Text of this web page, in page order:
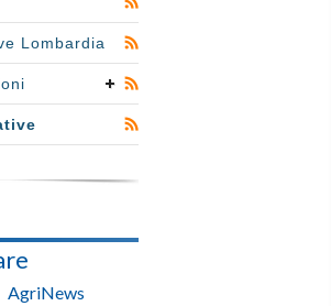
Lombardia
AgriNews